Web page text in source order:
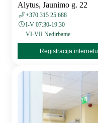
Alytus, Jaunimo g. 22
+370 315 25 688
I-V 07:30-19:30
VI-VII Nedirbame
Registracija internetu